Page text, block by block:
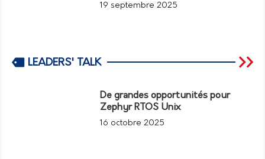
19 septembre 2025
LEADERS' TALK
De grandes opportunités pour
Zephyr RTOS Unix
16 octobre 2025